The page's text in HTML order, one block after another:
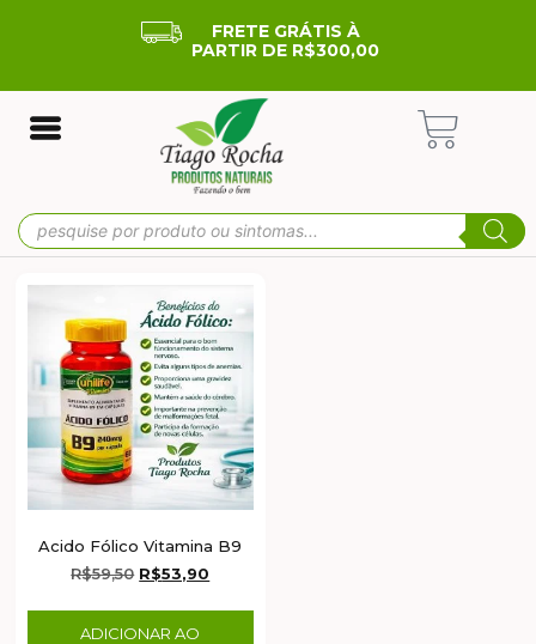
FRETE GRÁTIS À
PARTIR DE R$300,00
Acido Fólico Vitamina B9
R$59,50 R$53,90
ADICIONAR AO